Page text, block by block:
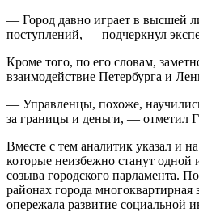
— Город давно играет в высшей
поступлений, — подчеркнул
Кроме того, по его словам,
взаимодействие Петербурга и
— Управленцы, похоже,
за границы и деньги, — отметил
Вместе с тем аналитик указал и
которые неизбежно станут одной
созыва городского парламента.
районах города многоквартирная
опережала развитие социальной